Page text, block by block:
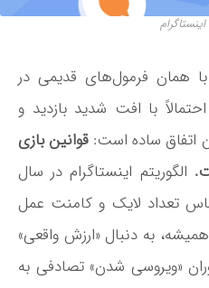
هنوز هم با همان فرمول‌های قدیمی در
با افت شدید بازدید و
اتفاق ساده است: قوانین بازی
الگوریتم اینستاگرام در سال
اساس تعداد لایک و کامنت عمل
به دنبال «ارزش واقعی»
«ویروسی شدن» تصادفی به